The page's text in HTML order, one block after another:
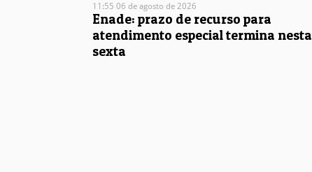
11:55 06 de agosto de 2026
Enade: prazo de recurso para
atendimento especial termina nesta
sexta